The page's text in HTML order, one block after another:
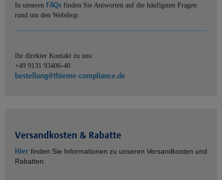
In unseren FAQs finden Sie Antworten auf die häufigsten Fragen
rund um den Webshop.
Ihr direkter Kontakt zu uns:
+49 9131 93406-40
bestellung@thieme-compliance.de
Versandkosten & Rabatte
Hier finden Sie Informationen zu unseren Versandkosten und
Rabatten.